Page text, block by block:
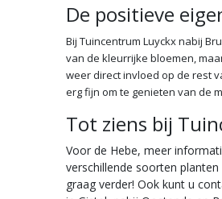
De positieve
Bij Tuincentrum Luyckx nabij
van de kleurrijke bloemen,
weer direct invloed op de rest
erg fijn om te genieten van de
Tot ziens bij
Voor de Hebe, meer
verschillende soorten
graag verder! Ook kunt u